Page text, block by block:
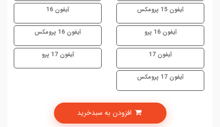
آیفون 15 پرومکس آیفون 16
آیفون 16 پرو آیفون 16 پرومکس
آیفون 17 آیفون 17 پرو
آیفون 17 پرومکس